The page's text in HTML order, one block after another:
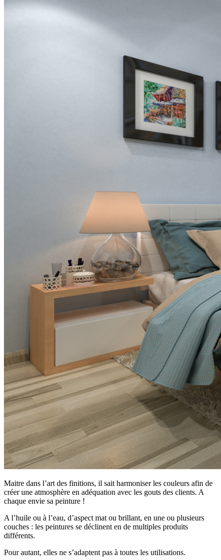
Maitre dans l’art des finitions, il sait harmoniser les couleurs afin de
créer une atmosphère en adéquation avec les gouts des clients. A
chaque envie sa peinture !
A l’huile ou à l’eau, d’aspect mat ou brillant, en une ou plusieurs
couches : les peintures se déclinent en de multiples produits
différents.
Pour autant, elles ne s’adaptent pas à toutes les utilisations.